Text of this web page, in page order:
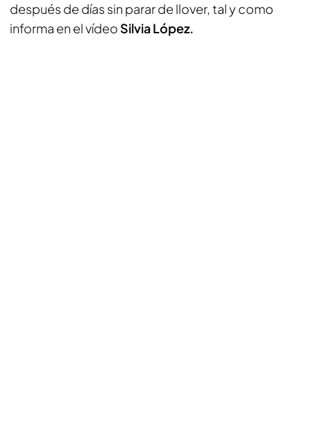
después de días sin parar de llover, tal y como
informa en el vídeo Silvia López.